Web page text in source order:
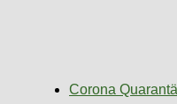
Corona